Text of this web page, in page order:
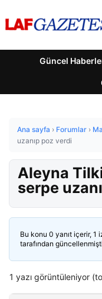
Güncel
Ana sayfa › Forumlar ›
uzanıp poz verdi
Aleyna
serpe
Bu konu 0 yanıt içerir, 1
tarafından
1 yazı görüntüleniyor